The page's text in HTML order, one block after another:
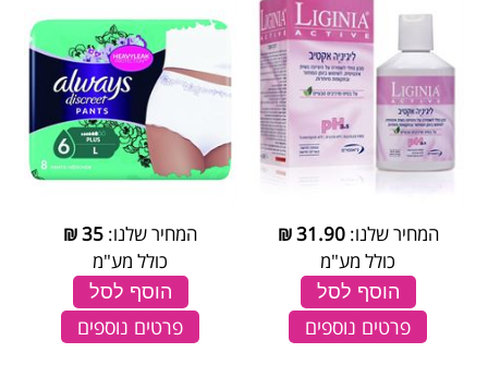
המחיר שלנו:31.90
₪
כולל מע"מ
הוסף לסל
פרטים נוספים
המחיר שלנו: 35
₪
כולל מע"מ
הוסף לסל
פרטים נוספים